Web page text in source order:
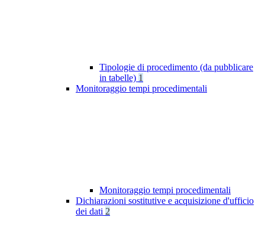
Tipologie di procedimento (da pubblicare
in tabelle) 1
Monitoraggio tempi procedimentali
Monitoraggio tempi procedimentali
Dichiarazioni sostitutive e acquisizione d'ufficio
dei dati 2